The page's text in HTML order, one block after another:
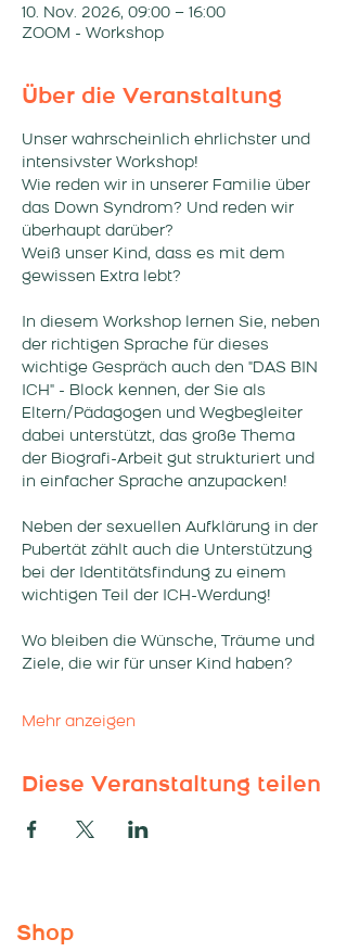
10. Nov. 2026, 09:00 – 16:00
ZOOM - Workshop
Über die Veranstaltung
Unser wahrscheinlich ehrlichster und
intensivster Workshop!
Wie reden wir in unserer Familie über
das Down Syndrom? Und reden wir
überhaupt darüber?
Weiß unser Kind, dass es mit dem
gewissen Extra lebt?
In diesem Workshop lernen Sie, neben
der richtigen Sprache für dieses
wichtige Gespräch auch den "DAS BIN
ICH" - Block kennen, der Sie als
Eltern/Pädagogen und Wegbegleiter
dabei unterstützt, das große Thema
der Biografi-Arbeit gut strukturiert und
in einfacher Sprache anzupacken!
Neben der sexuellen Aufklärung in der
Pubertät zählt auch die Unterstützung
bei der Identitätsfindung zu einem
wichtigen Teil der ICH-Werdung!
Wo bleiben die Wünsche, Träume und
Ziele, die wir für unser Kind haben?
Mehr anzeigen
Diese Veranstaltung teilen
Shop